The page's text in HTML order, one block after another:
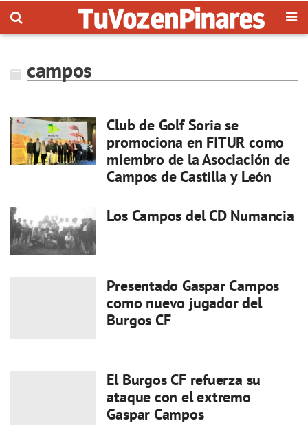
campos
Club de Golf Soria se
promociona en FITUR como
miembro de la Asociación de
Campos de Castilla y León
Los Campos del CD Numancia
Presentado Gaspar Campos
como nuevo jugador del
Burgos CF
El Burgos CF refuerza su
ataque con el extremo
Gaspar Campos